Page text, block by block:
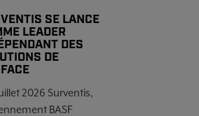
SE LANCE
LEADER
DES
DE
2026 Surventis,
BASF